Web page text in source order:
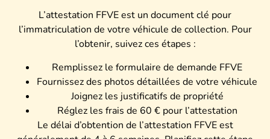
L’attestation FFVE est un document clé pour
l’immatriculation de votre véhicule de collection. Pour
l’obtenir, suivez ces étapes :
Remplissez le formulaire de demande FFVE
Fournissez des photos détaillées de votre véhicule
Joignez les justificatifs de propriété
Réglez les frais de 60 € pour l’attestation
Le délai d’obtention de l’attestation FFVE est